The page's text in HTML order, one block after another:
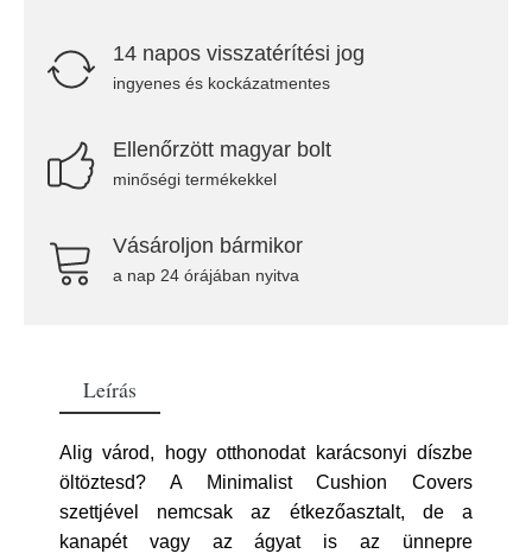
14 napos visszatérítési jog
ingyenes és kockázatmentes
Ellenőrzött magyar bolt
minőségi termékekkel
Vásároljon bármikor
a nap 24 órájában nyitva
Leírás
Alig várod, hogy otthonodat karácsonyi díszbe
öltöztesd? A Minimalist Cushion Covers
szettjével nemcsak az étkezőasztalt, de a
kanapét vagy az ágyat is az ünnepre